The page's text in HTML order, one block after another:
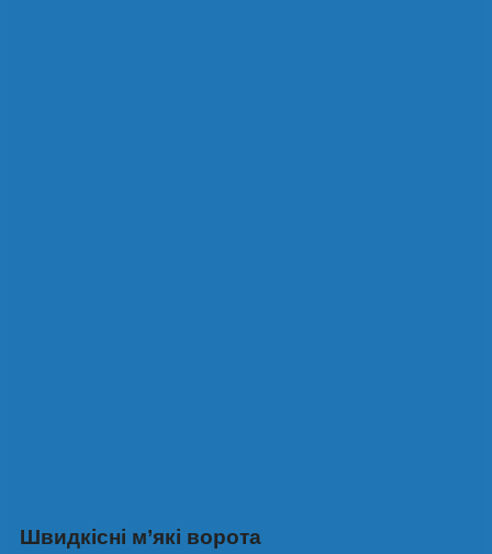
Швидкісні м’які ворота